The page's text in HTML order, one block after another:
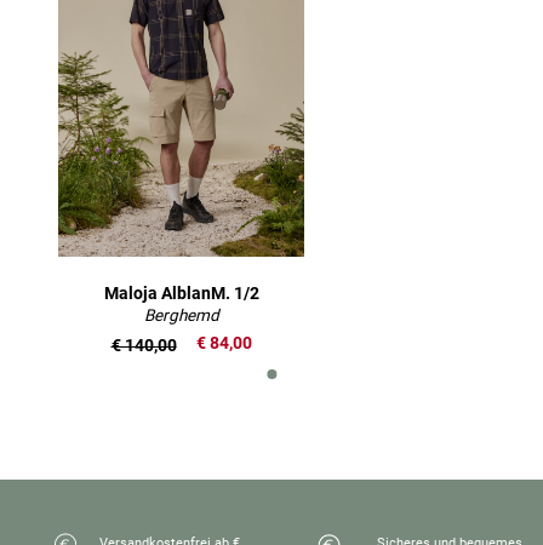
Maloja AlblanM. 1/2
Berghemd
€ 84,00
€ 140,00